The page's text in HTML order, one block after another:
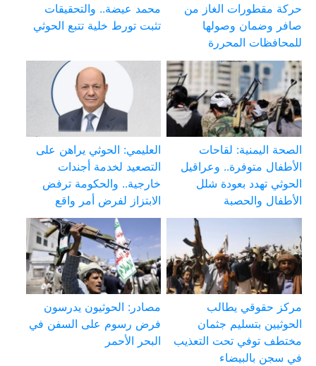
حركة مقطورات الغاز من
صافر وضمان وصولها
للمحافظات المحررة
محمد عيضة.. والتحقيقات
تثبت تورط خلية تتبع الحوثي
الصحة اليمنية: لقاحات
الأطفال متوفرة.. وعراقيل
الحوثي تهدد بعودة شلل
الأطفال والحصبة
العليمي: الحوثي يراهن على
التصعيد لخدمة أجندات
خارجية.. والحكومة ترفض
الابتزاز لفرض أمر واقع
مركز حقوقي يطالب
الحوثيين بتسليم جثمان
مختطف توفي تحت التعذيب
في سجن بالبيضاء
مصادر: الحوثيون يدرسون
فرض رسوم على السفن في
البحر الأحمر